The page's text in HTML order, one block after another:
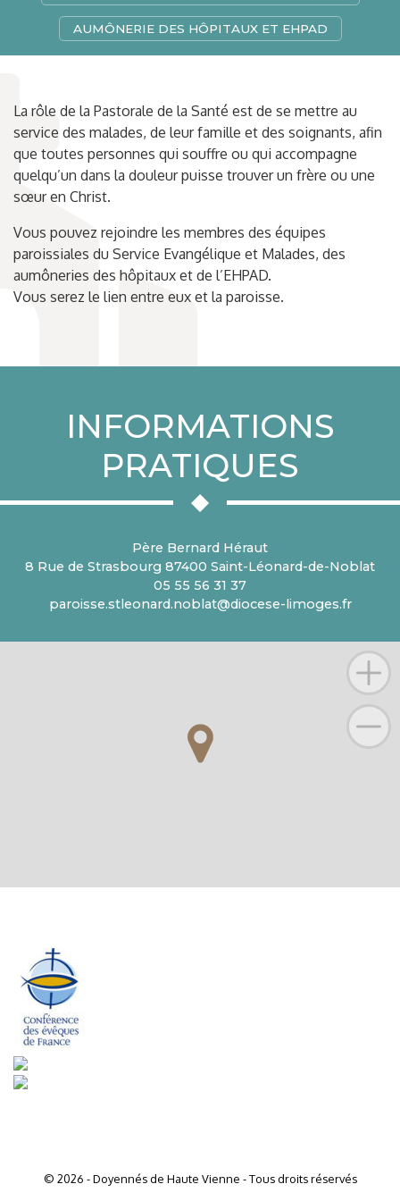
AUMÔNERIE DES HÔPITAUX ET EHPAD
La rôle de la Pastorale de la Santé est de se mettre au
service des malades, de leur famille et des soignants, afin
que toutes personnes qui souffre ou qui accompagne
quelqu’un dans la douleur puisse trouver un frère ou une
sœur en Christ.
Vous pouvez rejoindre les membres des équipes
paroissiales du Service Evangélique et Malades, des
aumôneries des hôpitaux et de l’EHPAD.
Vous serez le lien entre eux et la paroisse.
INFORMATIONS
PRATIQUES
Père Bernard Héraut
8 Rue de Strasbourg 87400 Saint-Léonard-de-Noblat
05 55 56 31 37
paroisse.stleonard.noblat@diocese-limoges.fr
© 2026 - Doyennés de Haute Vienne - Tous droits réservés